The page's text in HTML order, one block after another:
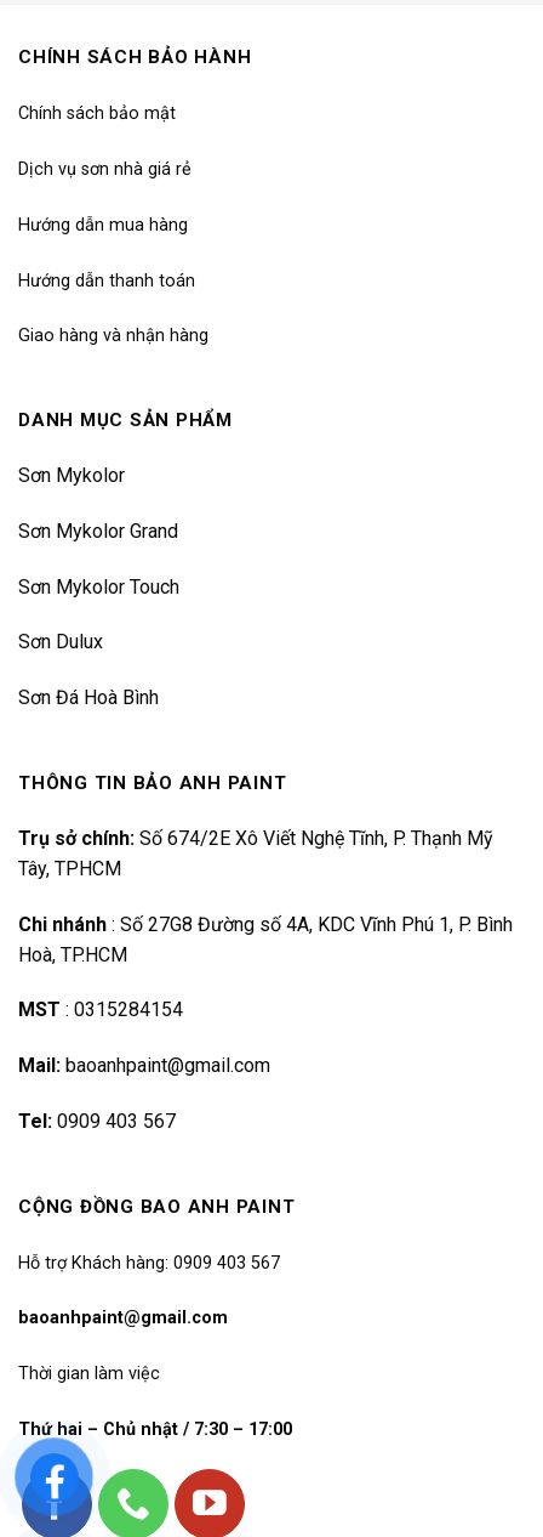
CHÍNH SÁCH BẢO HÀNH
Chính sách bảo mật
Dịch vụ sơn nhà giá rẻ
Hướng dẫn mua hàng
Hướng dẫn thanh toán
Giao hàng và nhận hàng
DANH MỤC SẢN PHẨM
Sơn Mykolor
Sơn Mykolor Grand
Sơn Mykolor Touch
Sơn Dulux
Sơn Đá Hoà Bình
THÔNG TIN BẢO ANH PAINT
Trụ sở chính: Số 674/2E Xô Viết Nghệ Tĩnh, P. Thạnh Mỹ
Tây, TPHCM
Chi nhánh : Số 27G8 Đường số 4A, KDC Vĩnh Phú 1, P. Bình
Hoà, TP.HCM
MST : 0315284154
Mail: baoanhpaint@gmail.com
Tel: 0909 403 567
CỘNG ĐỒNG BAO ANH PAINT
Hỗ trợ Khách hàng: 0909 403 567
baoanhpaint@gmail.com
Thời gian làm việc
Thứ hai – Chủ nhật / 7:30 – 17:00